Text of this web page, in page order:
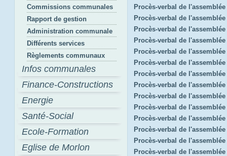
Commissions communales
Rapport de gestion
Administration communale
Différents services
Règlements communaux
Infos communales
Finance-Constructions
Energie
Santé-Social
Ecole-Formation
Eglise de Morlon
Procès-verbal de
Procès-verbal de
Procès-verbal de
Procès-verbal de
Procès-verbal de
Procès-verbal de
Procès-verbal de
Procès-verbal de
Procès-verbal de
Procès-verbal de
Procès-verbal de
Procès-verbal de
Procès-verbal de
Procès-verbal de